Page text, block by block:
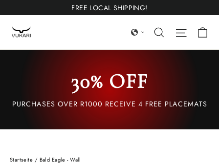
zum
Inhalt
FREE LOCAL SHIPPING!
Suchen
30% OFF
PURCHASES OVER R1000 RECEIVE 4 FREE PLACEMATS
Startseite / Bald Eagle - Wall